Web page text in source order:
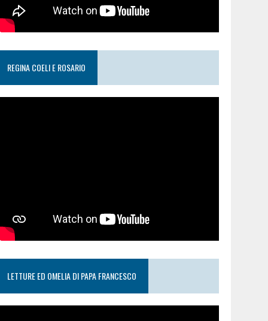
REGINA COELI E ROSARIO
LETTURE ED OMELIA DI PAPA FRANCESCO